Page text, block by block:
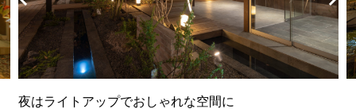
夜はライトアップでおしゃれな空間に